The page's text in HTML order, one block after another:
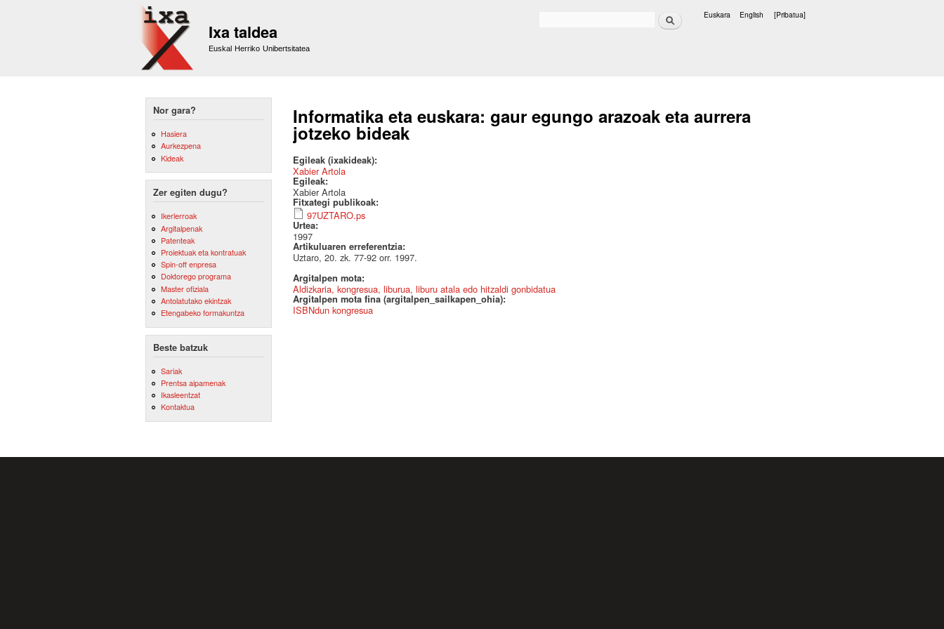
Ixa taldea
Euskal Herriko Unibertsitatea
Bilatu Euskara English [Pribatua]
Nor gara?
Hasiera
Aurkezpena
Kideak
Zer egiten dugu?
Ikerlerroak
Argitalpenak
Patenteak
Proiektuak eta kontratuak
Spin-off enpresa
Doktorego programa
Master ofiziala
Antolatutako ekintzak
Etengabeko formakuntza
Beste batzuk
Sariak
Prentsa aipamenak
Ikasleentzat
Kontaktua
Informatika eta euskara: gaur egungo arazoak eta aurrera
jotzeko bideak
Egileak (ixakideak):
Xabier Artola
Egileak:
Xabier Artola
Fitxategi publikoak:
97UZTARO.ps
Urtea:
1997
Artikuluaren erreferentzia:
Uztaro, 20. zk. 77-92 orr. 1997.
Argitalpen mota:
Aldizkaria, kongresua, liburua, liburu atala edo hitzaldi gonbidatua
Argitalpen mota fina (argitalpen_sailkapen_ohia):
ISBNdun kongresua